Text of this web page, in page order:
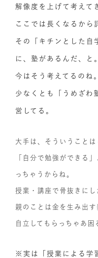
解像度を上げて考えて
ここでは長くなるから
その「キチンとした自
に、塾があるんだ、と
今はそう考えてるのね。
少なくとも「うめざわ
営してる。
大手は、そういうことは
「自分で勉強ができる
っちゃうからね。
授業・講座で骨抜きにし
親のことは金を生み出
自立してもらっちゃあ
※実は「授業による学